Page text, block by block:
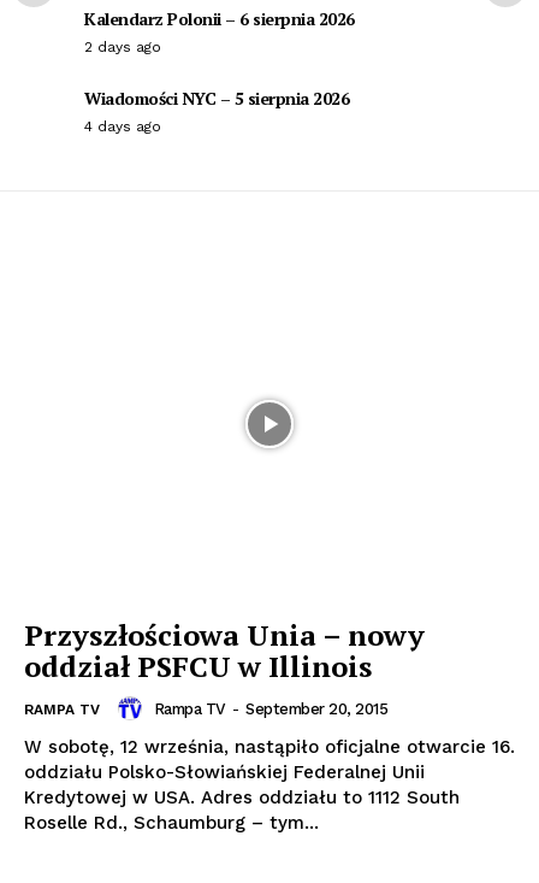
Kalendarz Polonii – 6 sierpnia 2026
2 days ago
Wiadomości NYC – 5 sierpnia 2026
4 days ago
Przyszłościowa Unia – nowy
oddział PSFCU w Illinois
RAMPA TV Rampa TV - September 20, 2015
W sobotę, 12 września, nastąpiło oficjalne otwarcie 16.
oddziału Polsko-Słowiańskiej Federalnej Unii
Kredytowej w USA. Adres oddziału to 1112 South
Roselle Rd., Schaumburg – tym...